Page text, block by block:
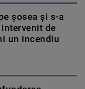
șosea și s-a
de
un incendiu